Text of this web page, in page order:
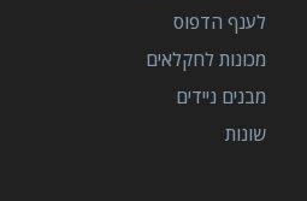
לענף הדפוס
מכונות לחקלאים
מבנים ניידים
שונות